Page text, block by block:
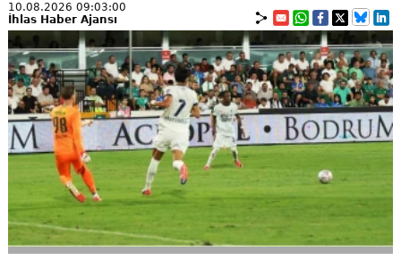
10.08.2026 09:03:00
İhlas Haber Ajansı